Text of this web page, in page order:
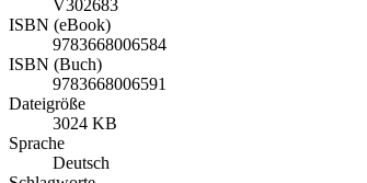
V302683
ISBN (eBook)
9783668006584
ISBN (Buch)
9783668006591
Dateigröße
3024 KB
Sprache
Deutsch